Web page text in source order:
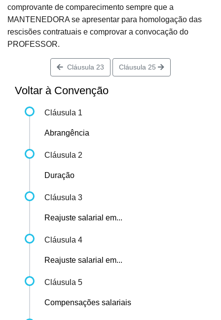
comprovante de comparecimento sempre que a
MANTENEDORA se apresentar para homologação das
rescisões contratuais e comprovar a convocação do
PROFESSOR.
Cláusula 23 Cláusula 25
Voltar à Convenção
Cláusula 1
Abrangência
Cláusula 2
Duração
Cláusula 3
Reajuste salarial em...
Cláusula 4
Reajuste salarial em...
Cláusula 5
Compensações salariais